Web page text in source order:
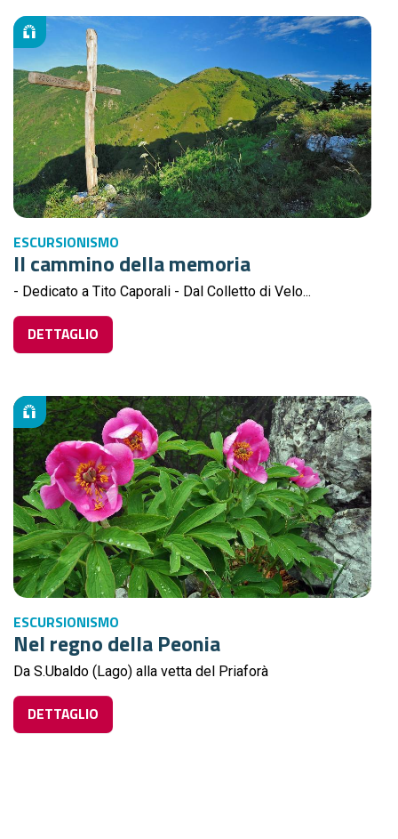
ESCURSIONISMO
Il cammino della memoria
- Dedicato a Tito Caporali - Dal Colletto di Velo...
DETTAGLIO
ESCURSIONISMO
Nel regno della Peonia
Da S.Ubaldo (Lago) alla vetta del Priaforà
DETTAGLIO